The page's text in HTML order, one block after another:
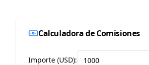
Calculadora de Comisiones
Importe (USD):